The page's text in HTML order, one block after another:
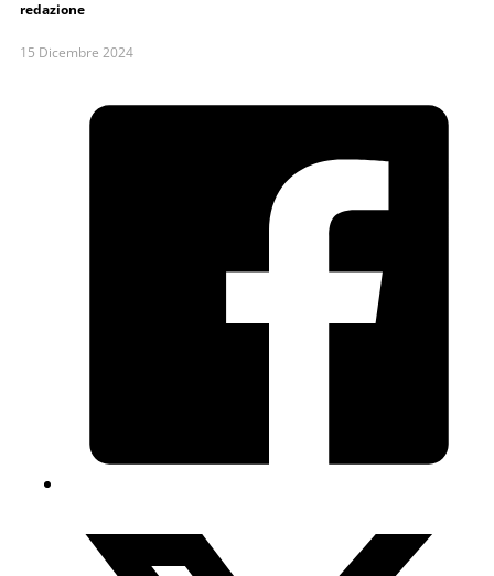
redazione
15 Dicembre 2024